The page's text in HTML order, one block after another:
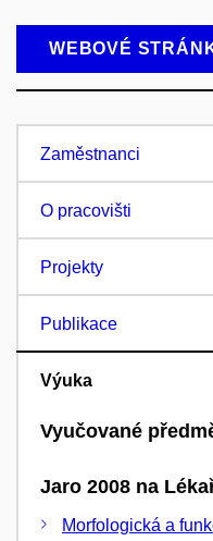
WEBOVÉ
Zaměstnanci
O pracovišti
Projekty
Publikace
Výuka
Vyučované
Jaro 2008 na
Morfologická a